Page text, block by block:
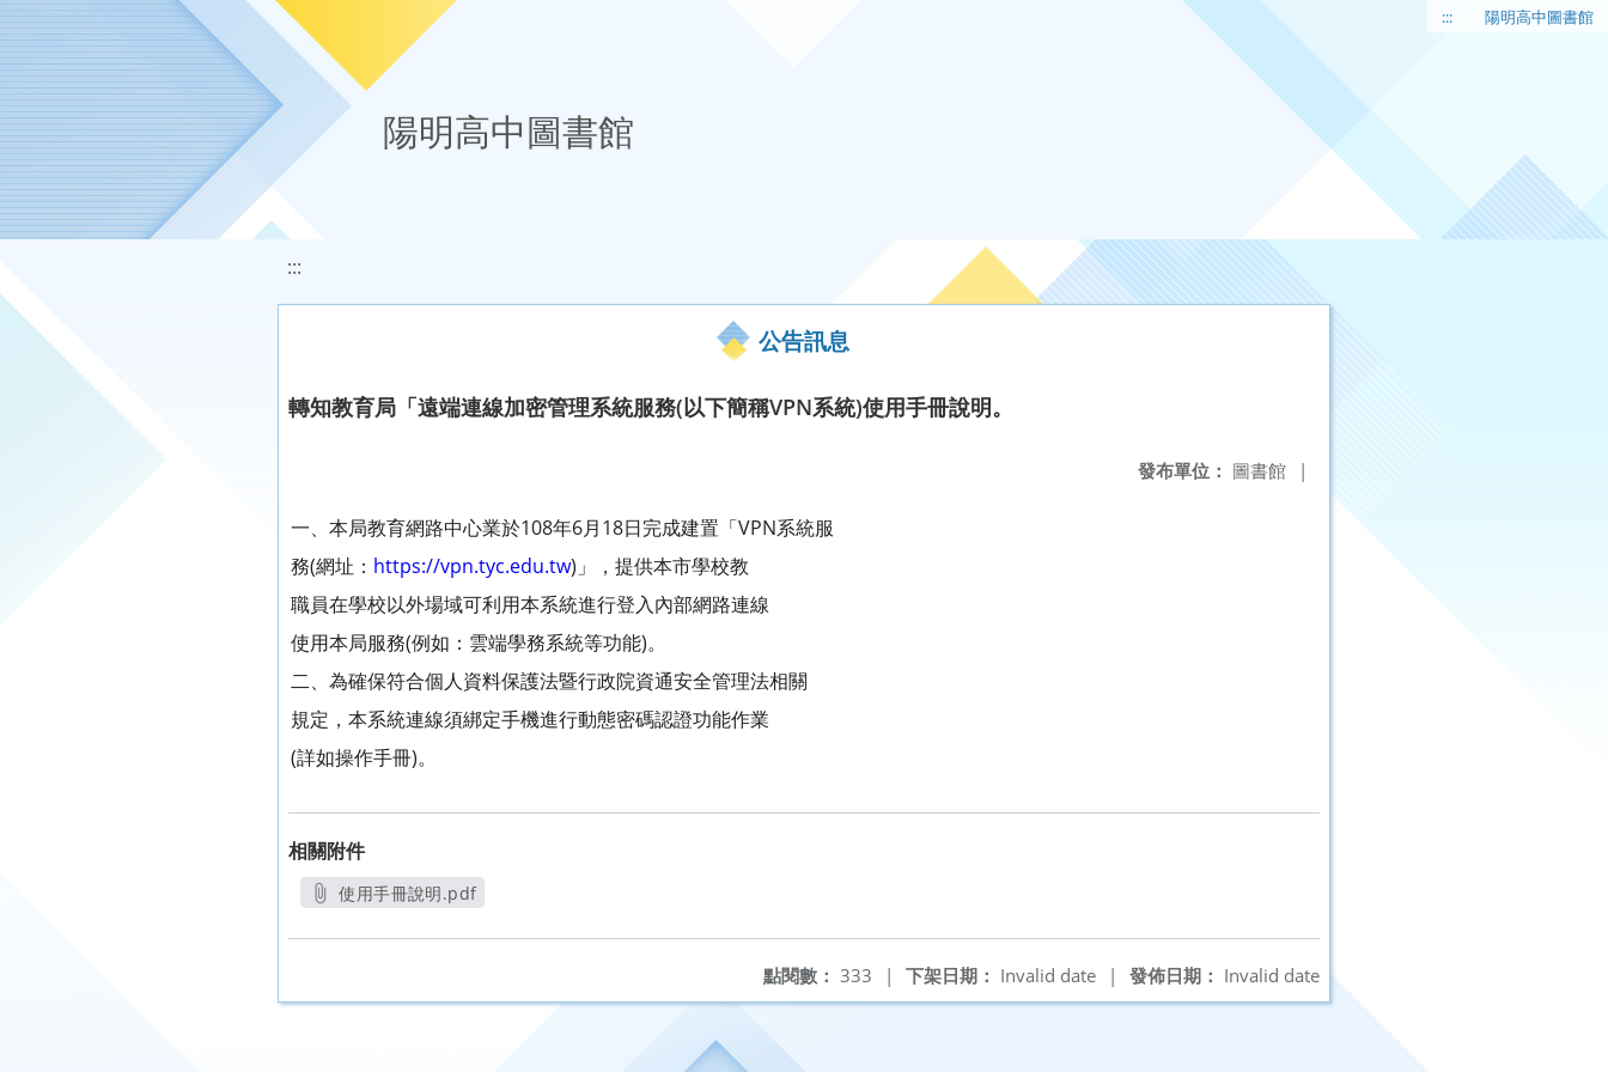
移至網頁之主要內容區位置 ::: 陽明高中圖書館
陽明高中圖書館
:::
公告訊息
轉知教育局「遠端連線加密管理系統服務(以下簡稱VPN系統)使用手冊說明。
發布單位： 圖書館 |
一、本局教育網路中心業於108年6月18日完成建置「VPN系統服
務(網址： https://vpn.tyc.edu.tw)」，提供本市學校教
職員在學校以外場域可利用本系統進行登入內部網路連線
使用本局服務(例如：雲端學務系統等功能)。
二、為確保符合個人資料保護法暨行政院資通安全管理法相關
規定，本系統連線須綁定手機進行動態密碼認證功能作業
(詳如操作手冊)。
相關附件
使用手冊說明.pdf
發佈日期： Invalid date
下架日期： Invalid date |
點閱數： 333 |